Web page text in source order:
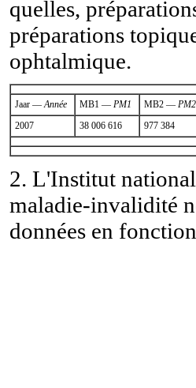
quelles,
préparations
ophtalmique.
Jaar — Année MB1 — PM1 MB2 — PM2
2007
38 006 616 977 384
2. L'Institut
maladie-invalidité
données en